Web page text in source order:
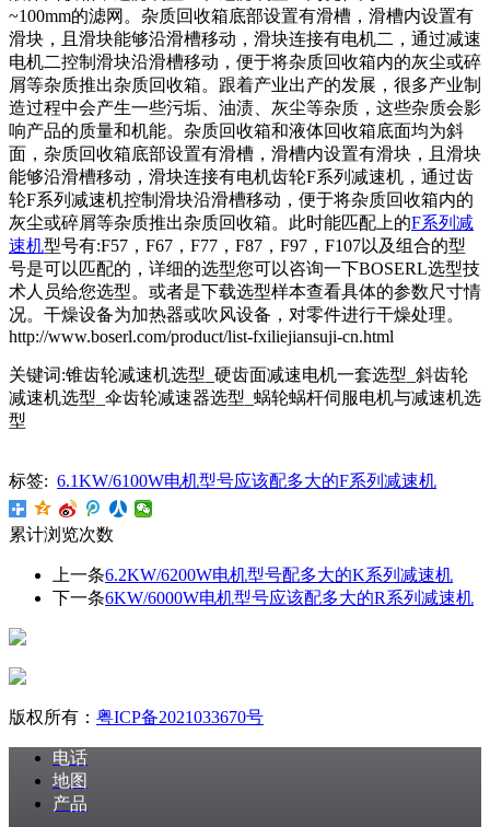
~100mm的滤网。杂质回收箱底部设置有滑槽，滑槽内设置有
滑块，且滑块能够沿滑槽移动，滑块连接有电机二，通过减速
电机二控制滑块沿滑槽移动，便于将杂质回收箱内的灰尘或碎
屑等杂质推出杂质回收箱。跟着产业出产的发展，很多产业制
造过程中会产生一些污垢、油渍、灰尘等杂质，这些杂质会影
响产品的质量和机能。杂质回收箱和液体回收箱底面均为斜
面，杂质回收箱底部设置有滑槽，滑槽内设置有滑块，且滑块
能够沿滑槽移动，滑块连接有电机齿轮F系列减速机 ，通过齿
轮F系列减速机控制滑块沿滑槽移动，便于将杂质回收箱内的
灰尘或碎屑等杂质推出杂质回收箱。此时能匹配上的F系列减
速机型号有:F57，F67，F77，F87，F97，F107以及组合的型
号是可以匹配的，详细的选型您可以咨询一下BOSERL选型技
术人员给您选型。或者是下载选型样本查看具体的参数尺寸情
况。干燥设备为加热器或吹风设备，对零件进行干燥处理。
http://www.boserl.com/product/list-fxiliejiansuji-cn.html
关键词:锥齿轮减速机选型_硬齿面减速电机一套选型_斜齿轮
减速机选型_伞齿轮减速器选型_蜗轮蜗杆伺服电机与减速机选
型
标签: 6.1KW/6100W电机型号应该配多大的F系列减速机
累计浏览次数
上一条6.2KW/6200W电机型号配多大的K系列减速机
下一条6KW/6000W电机型号应该配多大的R系列减速机
版权所有： 粤ICP备2021033670号
电话
地图
产品